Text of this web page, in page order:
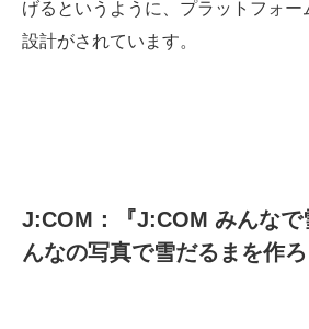
げるというように、プラットフォー
設計がされています。
J:COM：『J:COM みんなで
んなの写真で雪だるまを作